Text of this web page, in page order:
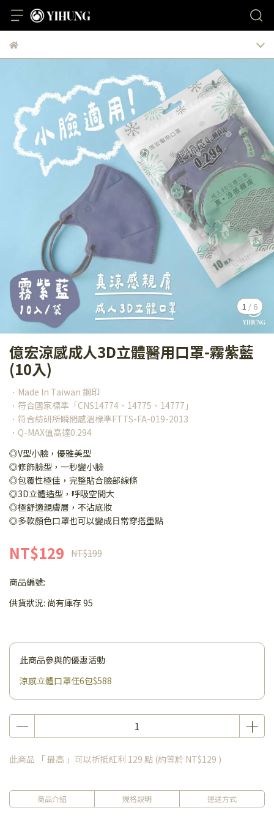
1 / 6
億宏涼感成人3D立體醫用口罩-霧紫藍
(10入)
．Made In Taiwan 鋼印
．符合國家標準「CNS14774、14775、14777」
．符合紡研所瞬間感溫標準FTTS-FA-019-2013
．Q-MAX值高達0.294
◎V型小臉，優雅美型
◎修飾臉型，一秒變小臉
◎包覆性極佳，完整貼合臉部線條
◎3D立體造型，呼吸空間大
◎極舒適親膚層，不沾底妝
◎多款顏色口罩也可以變成日常穿搭重點
NT$129 NT$199
商品編號:
供貨狀況: 尚有庫存 95
此商品參與的優惠活動
涼感立體口罩任6包$588
此商品 「 最高 」可以折抵紅利 129 點 (約等於 NT$129 )
商品介紹 規格說明 運送方式